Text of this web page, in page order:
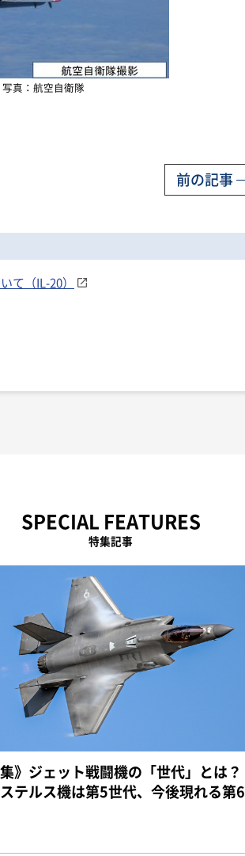
真：航空自衛隊
前の記事
て（IL-20）
SPECIAL FEATURES
特集記事
集》ジェット戦闘機の「世代」とは？
ルス機は第5世代、今後現れる第6